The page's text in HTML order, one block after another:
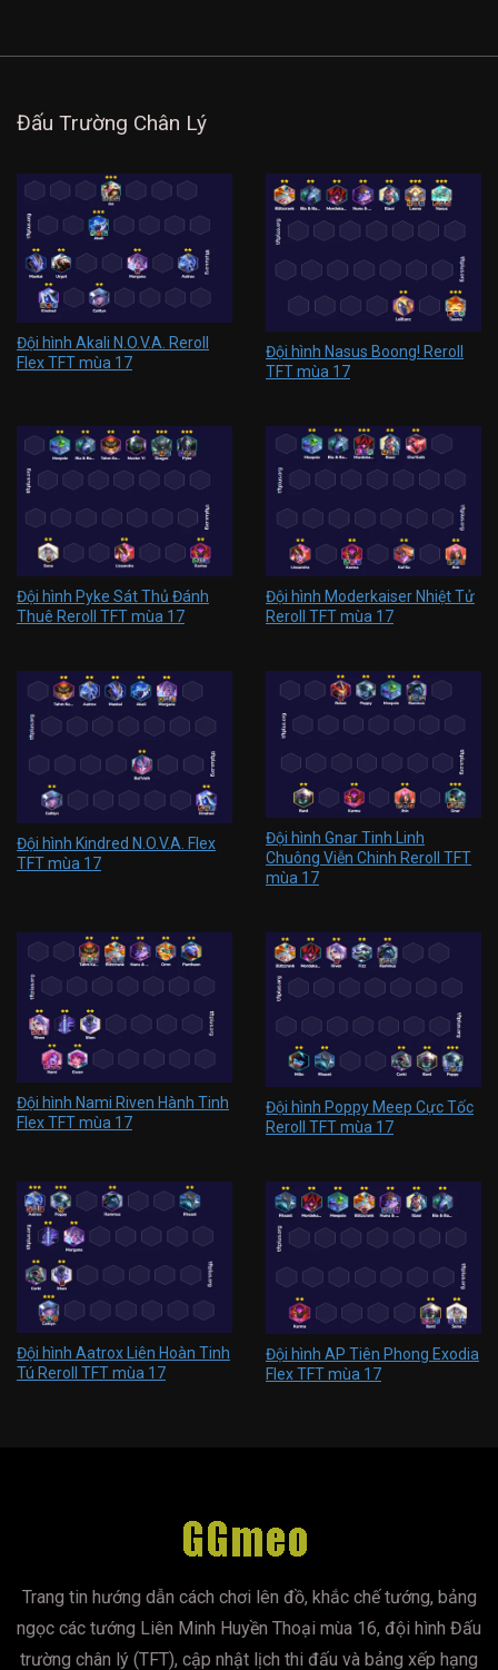
Đấu Trường Chân Lý
Đội hình Akali N.O.V.A. Reroll
Flex TFT mùa 17
Đội hình Nasus Boong! Reroll
TFT mùa 17
Đội hình Pyke Sát Thủ Đánh
Thuê Reroll TFT mùa 17
Đội hình Moderkaiser Nhiệt Tử
Reroll TFT mùa 17
Đội hình Kindred N.O.V.A. Flex
TFT mùa 17
Đội hình Gnar Tinh Linh
Chuông Viễn Chinh Reroll TFT
mùa 17
Đội hình Nami Riven Hành Tinh
Flex TFT mùa 17
Đội hình Poppy Meep Cực Tốc
Reroll TFT mùa 17
Đội hình Aatrox Liên Hoàn Tinh
Tú Reroll TFT mùa 17
Đội hình AP Tiên Phong Exodia
Flex TFT mùa 17
Trang tin hướng dẫn cách chơi lên đồ, khắc chế tướng, bảng
ngọc các tướng Liên Minh Huyền Thoại mùa 16, đội hình Đấu
trường chân lý (TFT), cập nhật lịch thi đấu và bảng xếp hạng